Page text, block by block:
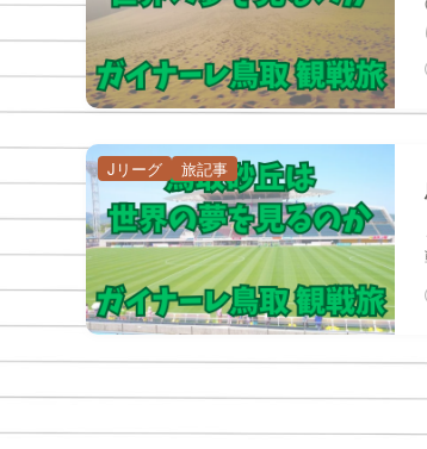
Jリーグ 旅記事